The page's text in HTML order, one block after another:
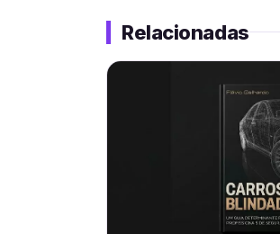
Relacionadas